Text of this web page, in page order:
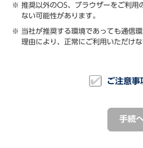
※ 推奨以外のOS、ブラウザーをご利用
ない可能性があります。
※ 当社が推奨する環境であっても通信
理由により、正常にご利用いただけな
ご注意事